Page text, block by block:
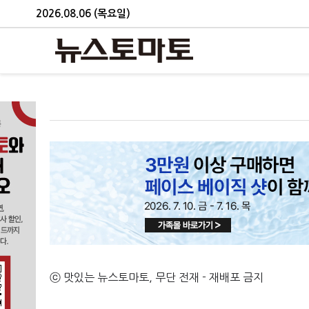
2026.08.06 (목요일)
ⓒ 맛있는 뉴스토마토, 무단 전재 - 재배포 금지